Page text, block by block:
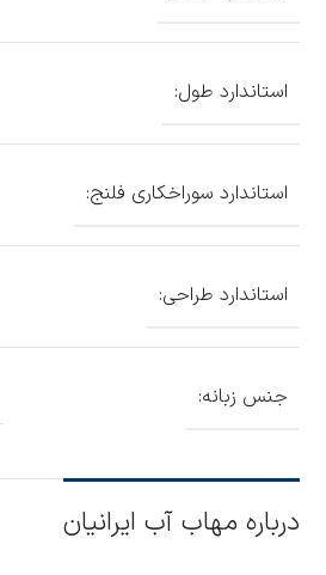
استاندارد طول:
استاندارد سوراخکاری فلنج:
استاندارد طراحی:
جنس زبانه:
درباره مهاب آب ایرانیان